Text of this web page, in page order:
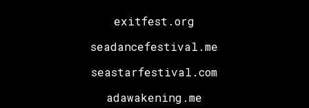
exitfest.org
seadancefestival.me
seastarfestival.com
adawakening.me